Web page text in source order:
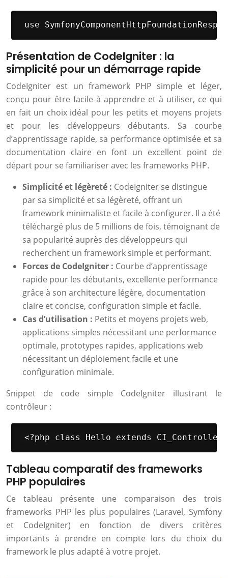
use
Présentation de CodeIgniter : la
simplicité pour un démarrage rapide
CodeIgniter est un framework PHP simple et léger,
conçu pour être facile à apprendre et à utiliser, ce qui
en fait un choix idéal pour les petits et moyens projets
et pour les développeurs débutants. Sa courbe
d’apprentissage rapide, sa performance optimisée et sa
documentation claire en font un excellent point de
départ pour se familiariser avec les frameworks PHP.
Simplicité et légèreté : CodeIgniter se distingue
par sa simplicité et sa légèreté, offrant un
framework minimaliste et facile à configurer. Il a été
téléchargé plus de 5 millions de fois, témoignant de
sa popularité auprès des développeurs qui
recherchent un framework simple et performant.
Forces de CodeIgniter : Courbe d’apprentissage
rapide pour les débutants, excellente performance
grâce à son architecture légère, documentation
claire et concise, configuration simple et facile.
Cas d’utilisation : Petits et moyens projets web,
applications simples nécessitant une performance
optimale, prototypes rapides, applications web
nécessitant un déploiement facile et une
configuration minimale.
Snippet de code simple CodeIgniter illustrant le
contrôleur :
<?php class Hello extends
Tableau comparatif des frameworks
PHP populaires
Ce tableau présente une comparaison des trois
frameworks PHP les plus populaires (Laravel, Symfony
et CodeIgniter) en fonction de divers critères
importants à prendre en compte lors du choix du
framework le plus adapté à votre projet.